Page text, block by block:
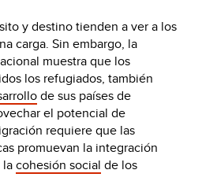
y destino tienden a ver a los
carga. Sin embargo, la
muestra que los
los refugiados, también
de sus países de
el potencial de
requiere que las
promuevan la integración
lacohesión social de los